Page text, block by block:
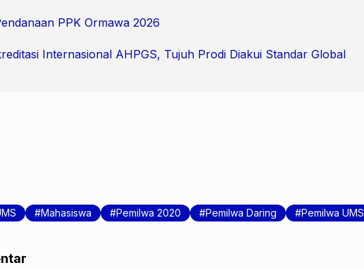
PPK Ormawa 2026
Internasional AHPGS, Tujuh Prodi Diakui Standar Global
Mahasiswa Pemilwa 2020 Pemilwa Daring Pemilwa UMS